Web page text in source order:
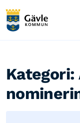
Kategori: